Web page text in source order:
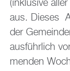
(in­klu­si­ve
aus. Die­ses
der
aus­führ­lich
men­den